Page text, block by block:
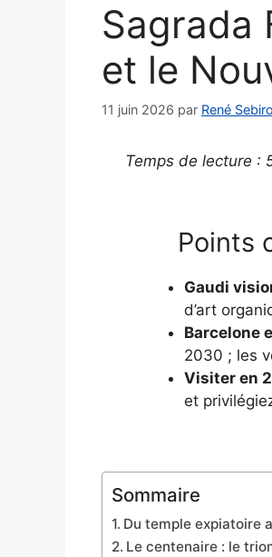
Sagrada
et le
11 juin 2026 par René
Temps de lecture :
Points
Gaudi
d’art
Barcelone
2030 ; les
Visiter en
et
Sommaire
Du temple expiatoire
Le centenaire : le